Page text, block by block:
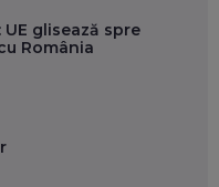
UE glisează spre
România